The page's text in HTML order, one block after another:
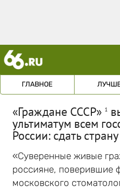
ГЛАВНОЕ
«Граждане СССР» 1
ультиматум всем
России: сдать
«Суверенные живые
россияне, поверившие
московского